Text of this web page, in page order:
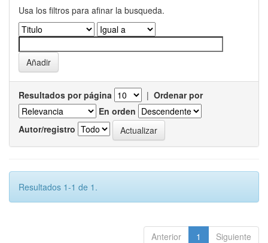
Usa los filtros para afinar la busqueda.
Resultados por página | Ordenar por
En orden
Autor/registro
Resultados 1-1 de 1.
Anterior 1 Siguiente